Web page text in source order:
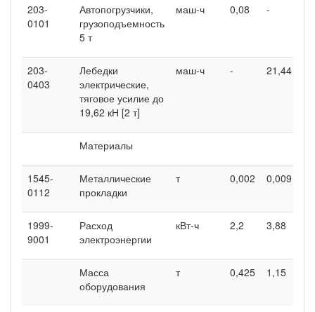
203-
0101
Автопогрузчики,
грузоподъемность
5 т
маш-ч 0,08 -
203-
0403
Лебедки
электрические,
тяговое усилие до
19,62 кН [2 т]
маш-ч - 21,44
Материалы
1545-
0112
Металлические
прокладки
т 0,002 0,009
1999-
9001
Расход
электроэнергии
кВт-ч 2,2 3,88
Масса
оборудования
т 0,425 1,15